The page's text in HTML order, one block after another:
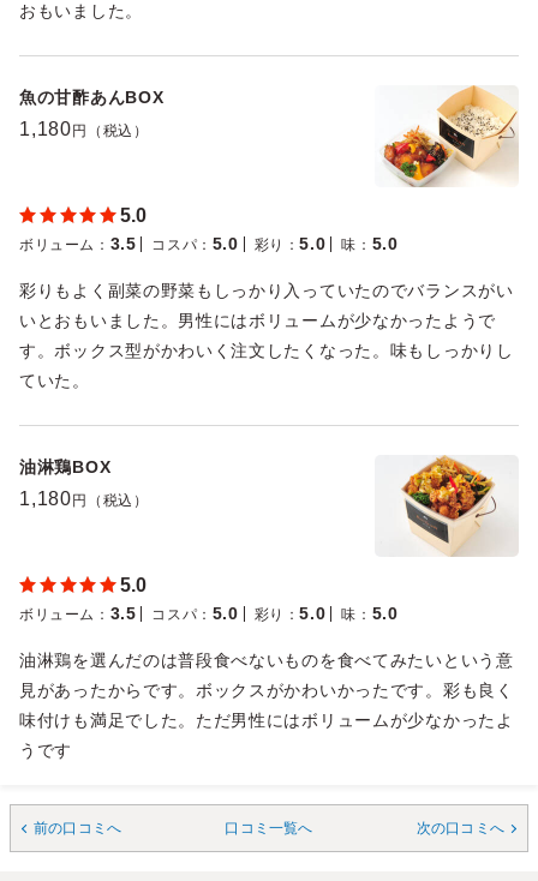
おもいました。
魚の甘酢あんBOX
1,180 円（税込）
5.0
ボリューム ： 3.5 コスパ ： 5.0 彩り ：5.0 味 ： 5.0
彩りもよく副菜の野菜もしっかり入っていたのでバランスがい
いとおもいました。男性にはボリュームが少なかったようで
す。ボックス型がかわいく注文したくなった。味もしっかりし
ていた。
油淋鶏BOX
1,180 円（税込）
5.0
ボリューム ： 3.5 コスパ ： 5.0 彩り ：5.0 味 ： 5.0
油淋鶏を選んだのは普段食べないものを食べてみたいという意
見があったからです。ボックスがかわいかったです。彩も良く
味付けも満足でした。ただ男性にはボリュームが少なかったよ
うです
前の口コミへ 口コミ一覧へ 次の口コミへ